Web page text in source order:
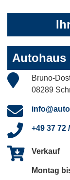
Autohaus
Bruno-
08289
+49 37 72
Verkauf
Montag